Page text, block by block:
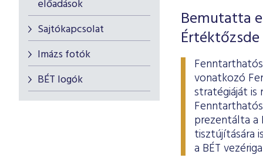
előadások
Sajtókapcsolat
Imázs fotók
BÉT logók
Bemutatta
Értéktőzsde
vonatkozó
stratégiáját is
prezentálta a
tisztújítására
a BÉT